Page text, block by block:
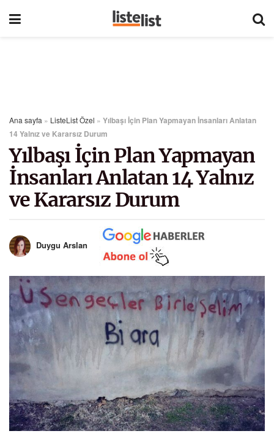
Ana sayfa » ListeList Özel » Yılbaşı İçin Plan Yapmayan İnsanları Anlatan
14 Yalnız ve Kararsız Durum
Yılbaşı İçin Plan Yapmayan
İnsanları Anlatan 14 Yalnız
ve Kararsız Durum
Duygu Arslan